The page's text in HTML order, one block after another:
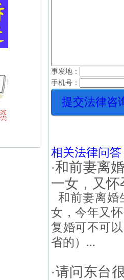
事发地：
手机号：
相关法律问答
·和前妻离
一女，又
和前妻离婚
女，今年又
复婚可不可
省的）...
·请问东台